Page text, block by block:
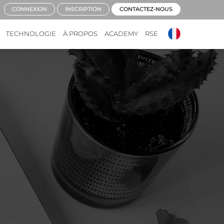
TECHNOLOGIE À PROPOS ACADEMY RSE
CONNEXION INSCRIPTION CONTACTEZ-NOUS